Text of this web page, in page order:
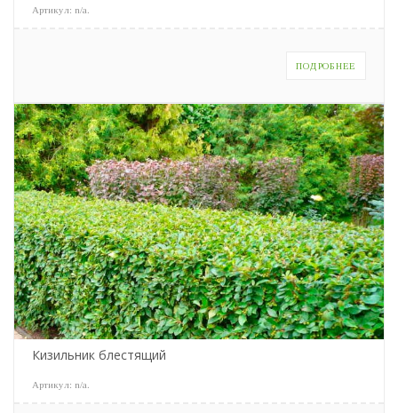
Артикул: n/a
ПОДРОБНЕЕ
Кизильник блестящий
Артикул: n/a